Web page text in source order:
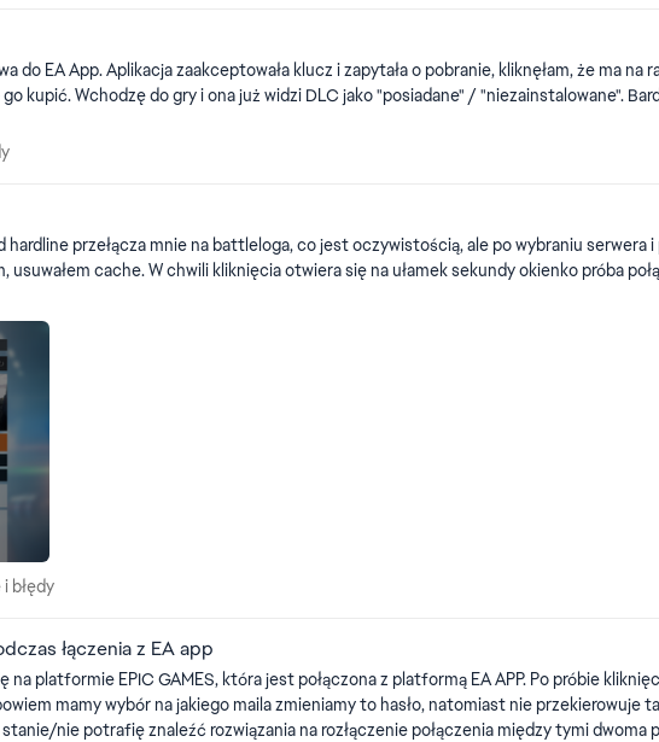
kupić. Wchodzę do gry i ona już widzi DLC jako "posiadane" / "niezainstalowane".
i błędy
błędy
łączenia z EA app
platformie EPIC GAMES, która jest połączona z platformą EA APP. Po próbie